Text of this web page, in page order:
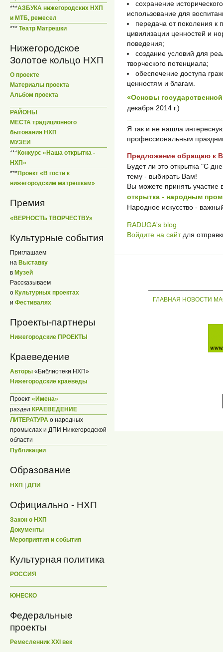
***АЗБУКА нижегородских НХП
и МТБ, ремесел
*** Театр Матрешки
Нижегородское
Золотое кольцо НХП
О проекте
Материалы проекта
Альбом проекта
РАЙОНЫ
МЕСТА традиционного
бытования НХП
МУЗЕИ
***Конкурс «Наша открытка -
НХП»
***Проект «В гости к
нижегородским матрешкам»
Премия
«ВЕРНОСТЬ ТВОРЧЕСТВУ»
Культурные события
Приглашаем
на Выставку
в Музей
Рассказываем
о Культурных проектах
и Фестивалях
Проекты-партнеры
Нижегородские ПРОЕКТЫ
Краеведение
Авторы «Библиотеки НХП»
Нижегородские краеведы
Проект «Имена»
раздел КРАЕВЕДЕНИЕ
ЛИТЕРАТУРА о народных
промыслах и ДПИ Нижегородской
области
Публикации
Образование
НХП | ДПИ
Официально - НХП
Закон о НХП
Документы
Мероприятия и события
Культурная политика
РОССИЯ
ЮНЕСКО
Федеральные
проекты
Ремесленник XXI век
сохранение
использование для
передача от поколения к
цивилизации ценностей и
поведения;
создание условий для
творческого потенциала;
обеспечение доступа
ценностям и благам.
«Основы
декабря 2014 г.)
Я так и не нашла
профессиональным
Предложение обращаю к
Будет ли это открытка "С
тему - выбирать Вам!
Вы можете принять участие
открытка - народным
Народное искусство -
RADUGA's blog
Войдите на сайтдля
ГЛАВНАЯ НОВОСТИ